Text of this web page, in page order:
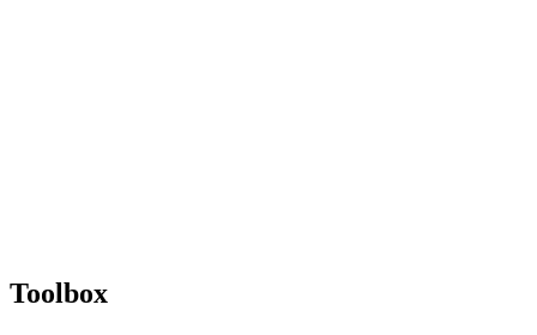
Toolbox